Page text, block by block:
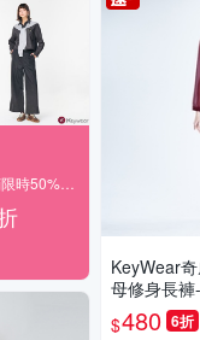
KeyWear
母修身長
$480 6折